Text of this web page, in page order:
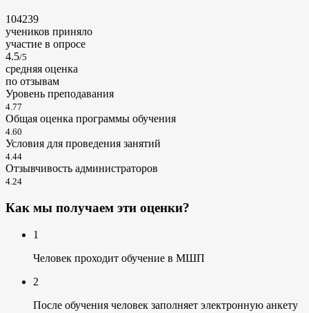
104239
учеников приняло
участие в опросе
4.5/5
cредняя оценка
по отзывам
Уровень преподавания
4.77
Общая оценка программы обучения
4.60
Условия для проведения занятий
4.44
Отзывчивость администраторов
4.24
Как мы получаем эти оценки?
1
Человек проходит обучение в МШП
2
После обучения человек заполняет электронную анкету